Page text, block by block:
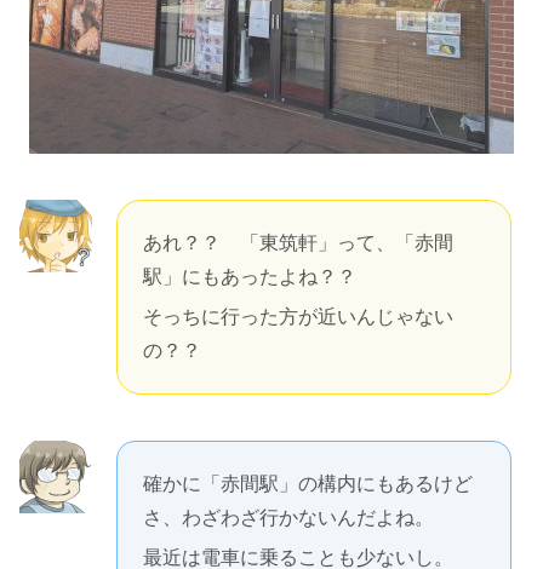
あれ？？ 「東筑軒」って、「赤間
駅」にもあったよね？？
そっちに行った方が近いんじゃない
の？？
確かに「赤間駅」の構内にもあるけど
さ、わざわざ行かないんだよね。
最近は電車に乗ることも少ないし。